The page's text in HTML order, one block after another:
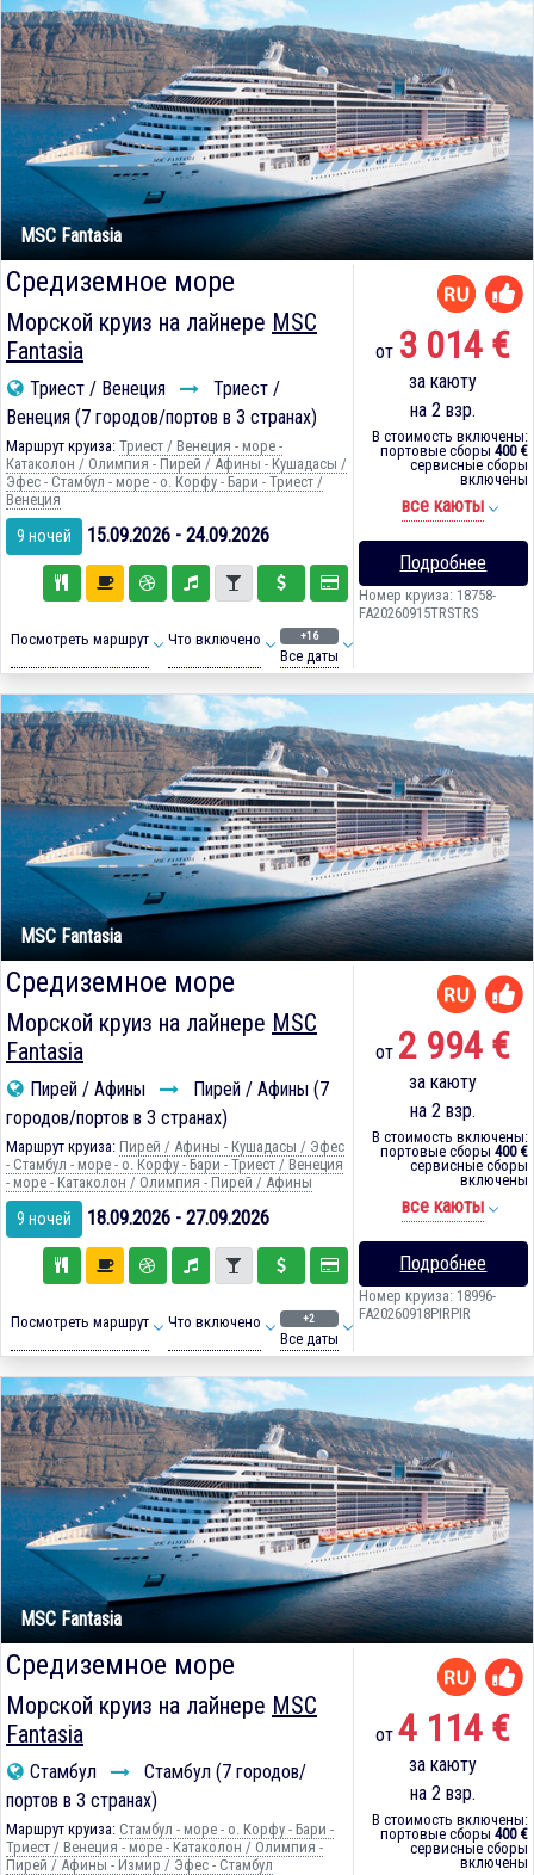
MSC Fantasia
Средиземное море
Морской круиз на лайнере MSC
Fantasia
Триест / Венеция
Триест /
Венеция (7 городов/портов в 3 странах)
Маршрут круиза: Триест / Венеция - море -
Катаколон / Олимпия - Пирей / Афины - Кушадасы /
Эфес - Стамбул - море - о. Корфу - Бари - Триест /
Венеция
9 ночей 15.09.2026 - 24.09.2026
Посмотреть маршрут Что включено +16
Все даты
от 3 014 €
за каюту
на 2 взр.
В стоимость включены:
портовые сборы 400 €
сервисные сборы
включены
все каюты
Подробнее
Номер круиза: 18758-
FA20260915TRSTRS
MSC Fantasia
Средиземное море
Морской круиз на лайнере MSC
Fantasia
Пирей / Афины
Пирей / Афины (7
городов/портов в 3 странах)
Маршрут круиза: Пирей / Афины - Кушадасы / Эфес
- Стамбул - море - о. Корфу - Бари - Триест / Венеция
- море - Катаколон / Олимпия - Пирей / Афины
9 ночей 18.09.2026 - 27.09.2026
Посмотреть маршрут Что включено +2
Все даты
от 2 994 €
за каюту
на 2 взр.
В стоимость включены:
портовые сборы 400 €
сервисные сборы
включены
все каюты
Подробнее
Номер круиза: 18996-
FA20260918PIRPIR
MSC Fantasia
Средиземное море
Морской круиз на лайнере MSC
Fantasia
Стамбул
Стамбул (7 городов/
портов в 3 странах)
Маршрут круиза: Стамбул - море - о. Корфу - Бари -
Триест / Венеция - море - Катаколон / Олимпия -
Пирей / Афины - Измир / Эфес - Стамбул
от4 114 €
за каюту
на 2 взр.
В стоимость включены:
портовые сборы 400 €
сервисные сборы
включены